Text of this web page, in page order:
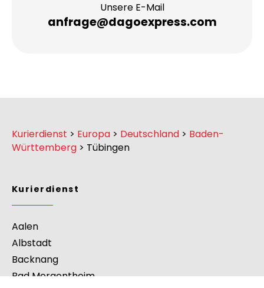
Unsere E-Mail
anfrage@dagoexpress.com
Kurierdienst > Europa > Deutschland > Baden-
Württemberg > Tübingen
Kurierdienst
Aalen
Albstadt
Backnang
Bad Mergentheim